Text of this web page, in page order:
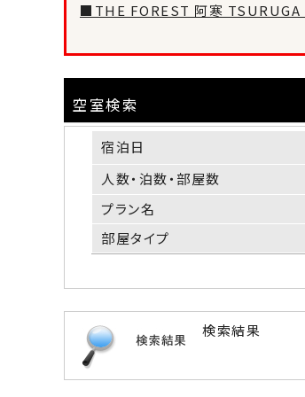
■THE FOREST 阿寒
空室検索
宿泊日
人数・泊数・部屋数
プラン名
部屋タイプ
検索結果